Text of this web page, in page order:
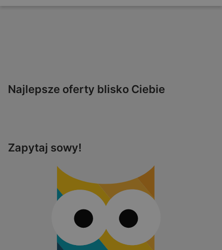
Najlepsze oferty blisko Ciebie
Zapytaj sowy!